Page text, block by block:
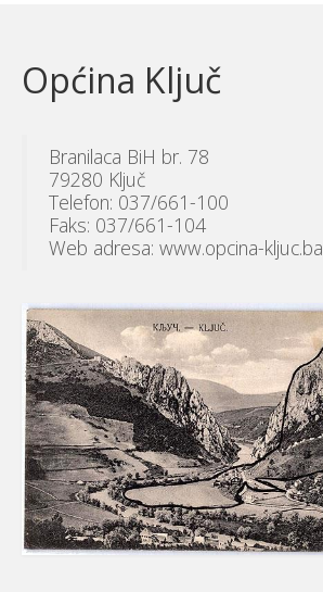
Općina Ključ
Branilaca BiH br. 78
79280 Ključ
Telefon: 037/661-100
Faks: 037/661-104
Web adresa: www.opcina-kljuc.ba